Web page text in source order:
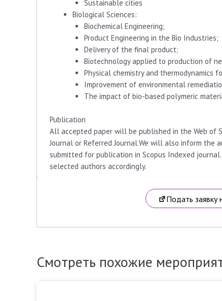
Sustainable cities
Biological Sciences:
Biochemical Engineering;
Product Engineering in the Bio Industries;
Delivery of the final product;
Biotechnology applied to production of
Physical chemistry and thermodynamics
Improvement of environmental
The impact of bio-based polymeric
Publication
All accepted paper will be published in the Web of
Journal or Referred Journal.We will also inform
submitted for publication in Scopus Indexed
selected authors accordingly.
Подать заявку
Смотреть похожие